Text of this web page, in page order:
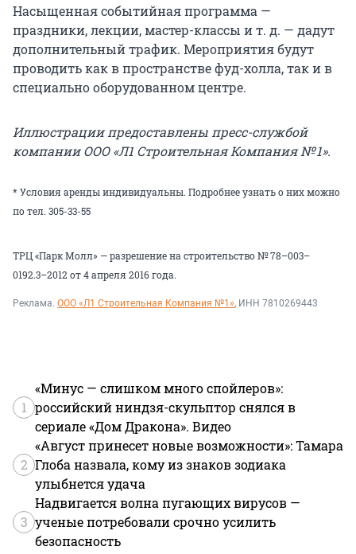
Насыщенная событийная программа —
праздники, лекции, мастер-классы и т. д. — дадут
дополнительный трафик. Мероприятия будут
проводить как в пространстве фуд-холла, так и в
специально оборудованном центре.
Иллюстрации предоставлены пресс-службой
компании ООО «Л1 Строительная Компания № 1».
* Условия аренды индивидуальны. Подробнее узнать о них можно
по тел. 305-33-55
ТРЦ «Парк Молл» — разрешение на строительство № 78–003–
0192.3–2012 от 4 апреля 2016 года.
Реклама. ООО «Л1 Строительная Компания №1», ИНН 7810269443
1
«Минус — слишком много спойлеров»:
российский ниндзя-скульптор снялся в
сериале «Дом Дракона». Видео
2
«Август принесет новые возможности»: Тамара
Глоба назвала, кому из знаков зодиака
улыбнется удача
3
Надвигается волна пугающих вирусов —
ученые потребовали срочно усилить
безопасность